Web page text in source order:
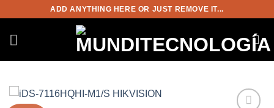
contenido
ADD ANYTHING HERE OR JUST REMOVE IT...